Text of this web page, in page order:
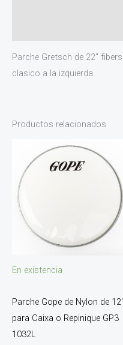
Parche Gretsch de 22″
clasico a la izquierda.
Productos relacionados
En existencia
Parche Gope de Nylon de 12″
para Caixa o Repinique GP3
1032L